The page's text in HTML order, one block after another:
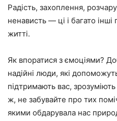
Радість, захоплення,
ненависть — ці і багато
житті.
Як впоратися з ємоціями?
надійні люди, які
підтримають вас,
ж, не забувайте про тих
якими обдарувала нас